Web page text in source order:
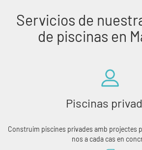
Servicios de
de piscinas en
Piscinas
Construim piscines privades amb projectes
nos a cada cas en